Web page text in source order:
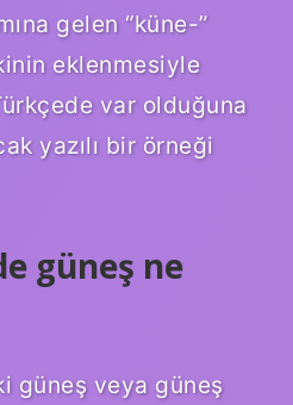
gelen “küne-”
eklenmesiyle
var olduğuna
yazılı bir örneği
güneş ne
güneş veya güneş